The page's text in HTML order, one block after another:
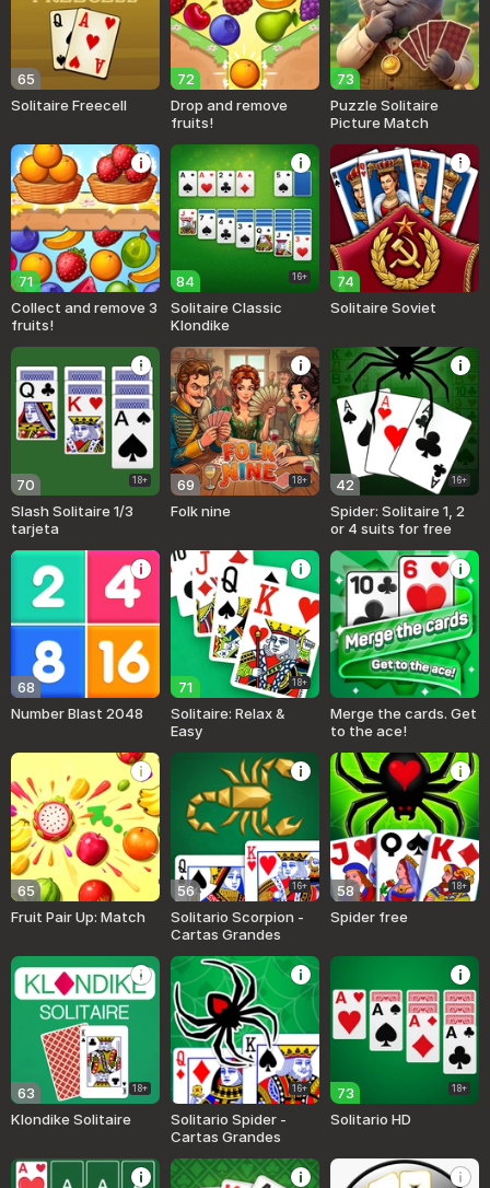
65
Solitaire Freecell
72
Drop and remove
fruits!
73
Puzzle Solitaire
Picture Match
71
Collect and remove 3
fruits!
84 16+
Solitaire Classic
Klondike
74
Solitaire Soviet
70 18+
Slash Solitaire 1/3
tarjeta
69 18+
Folk nine
42 16+
Spider: Solitaire 1, 2
or 4 suits for free
68
Number Blast 2048
71 18+
Solitaire: Relax &
Easy
Merge the cards. Get
to the ace!
65
Fruit Pair Up: Match
56 16+
Solitario Scorpion -
Cartas Grandes
58 18+
Spider free
63 18+
Klondike Solitaire
16+
Solitario Spider -
Cartas Grandes
73 18+
Solitario HD